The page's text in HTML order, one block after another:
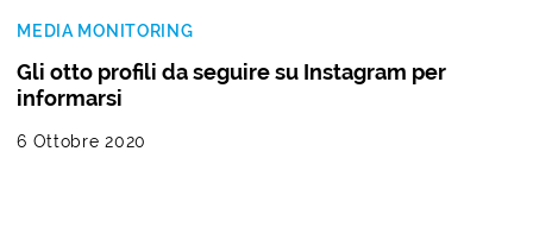
MEDIA MONITORING
Gli otto profili da seguire su Instagram per
informarsi
6 Ottobre 2020